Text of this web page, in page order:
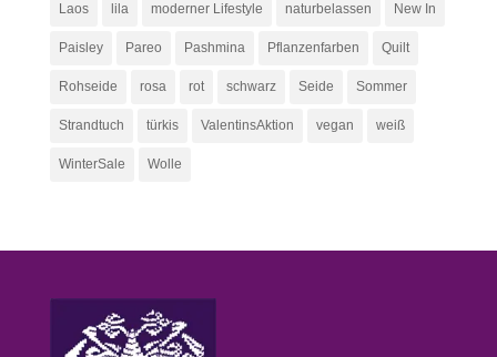
Laos lila moderner Lifestyle naturbelassen New In
Paisley Pareo Pashmina Pflanzenfarben Quilt
Rohseide rosa rot schwarz Seide Sommer
Strandtuch türkis ValentinsAktion vegan weiß
WinterSale Wolle